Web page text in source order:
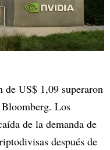
de US$ 1,09 superaron
Bloomberg. Los
de la demanda de
después de